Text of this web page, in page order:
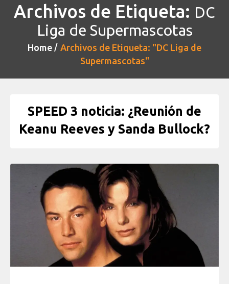
Archivos de Etiqueta: DC
Liga de Supermascotas
Home
Archivos de Etiqueta: "DC Liga de
Supermascotas"
SPEED 3 noticia: ¿Reunión de
Keanu Reeves y Sanda Bullock?